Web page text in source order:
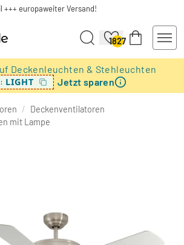
europaweiter Versand!
1827
Deckenleuchten & Stehleuchten
LIGHT Jetzt sparen
/ Deckenventilatoren
mit Lampe